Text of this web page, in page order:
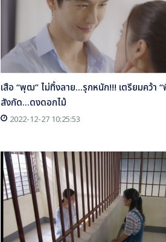
เสือ “พุฒ” ไม่ทิ้งลาย...รุกหนัก!!! เตรียมคว้า “
สังกัด...ดงดอกไม้
2022-12-27 10:25:53